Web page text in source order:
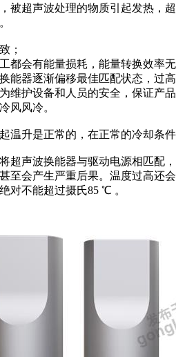
被超声波处理的物质引起发热，
；
都会有能量损耗，能量转换效率
能器逐渐偏移最佳匹配状态，过
维护设备和人员的安全，保证产
风风冷。
温升是正常的，在正常的冷却条
超声波换能器与驱动电源相匹配
至会产生严重后果。温度过高还
对不能超过摄氏85 ℃ 。